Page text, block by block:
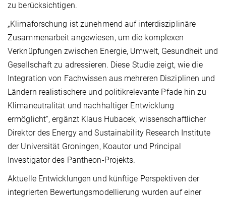
zu berücksichtigen.
„Klimaforschung ist zunehmend auf interdisziplinäre
Zusammenarbeit angewiesen, um die komplexen
Verknüpfungen zwischen Energie, Umwelt, Gesundheit und
Gesellschaft zu adressieren. Diese Studie zeigt, wie die
Integration von Fachwissen aus mehreren Disziplinen und
Ländern realistischere und politikrelevante Pfade hin zu
Klimaneutralität und nachhaltiger Entwicklung
ermöglicht“, ergänzt Klaus Hubacek, wissenschaftlicher
Direktor des Energy and Sustainability Research Institute
der Universität Groningen, Koautor und Principal
Investigator des Pantheon-Projekts.
Aktuelle Entwicklungen und künftige Perspektiven der
integrierten Bewertungsmodellierung wurden auf einer